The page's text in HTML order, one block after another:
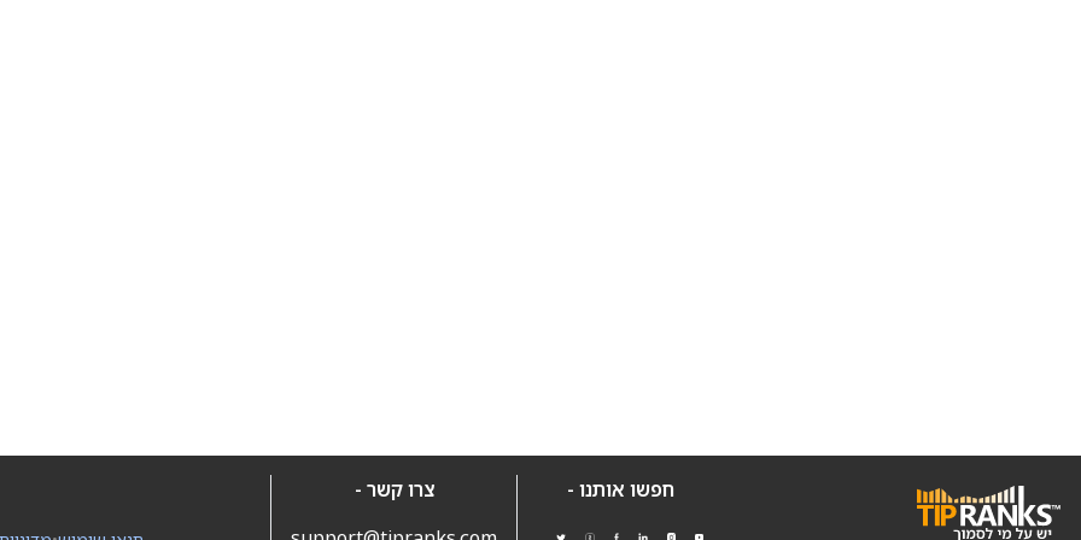
חפשו אותנו -
צרו קשר -